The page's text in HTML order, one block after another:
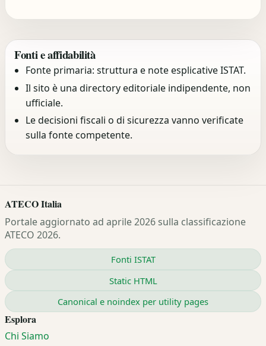
Fonti e affidabilità
Fonte primaria: struttura e note esplicative ISTAT.
Il sito è una directory editoriale indipendente, non
ufficiale.
Le decisioni fiscali o di sicurezza vanno verificate
sulla fonte competente.
ATECO Italia
Portale aggiornato ad aprile 2026 sulla classificazione
ATECO 2026.
Fonti ISTAT
Static HTML
Canonical e noindex per utility pages
Esplora
Chi Siamo